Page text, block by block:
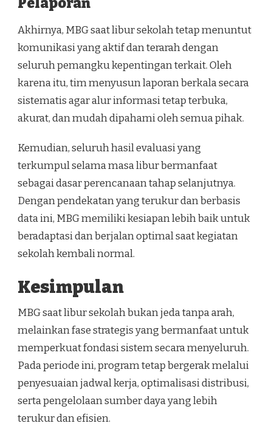
Pelaporan
Akhirnya, MBG saat libur sekolah tetap menuntut
komunikasi yang aktif dan terarah dengan
seluruh pemangku kepentingan terkait. Oleh
karena itu, tim menyusun laporan berkala secara
sistematis agar alur informasi tetap terbuka,
akurat, dan mudah dipahami oleh semua pihak.
Kemudian, seluruh hasil evaluasi yang
terkumpul selama masa libur bermanfaat
sebagai dasar perencanaan tahap selanjutnya.
Dengan pendekatan yang terukur dan berbasis
data ini, MBG memiliki kesiapan lebih baik untuk
beradaptasi dan berjalan optimal saat kegiatan
sekolah kembali normal.
Kesimpulan
MBG saat libur sekolah bukan jeda tanpa arah,
melainkan fase strategis yang bermanfaat untuk
memperkuat fondasi sistem secara menyeluruh.
Pada periode ini, program tetap bergerak melalui
penyesuaian jadwal kerja, optimalisasi distribusi,
serta pengelolaan sumber daya yang lebih
terukur dan efisien.